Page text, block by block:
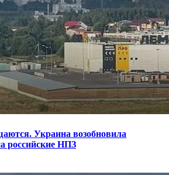
Украина возобновила
российские НПЗ